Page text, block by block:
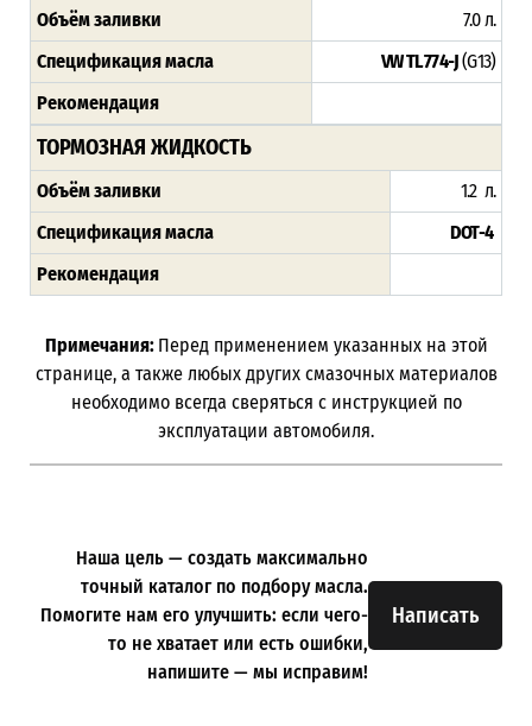
Объём заливки
7.0 л.
Спецификация масла
VW TL 774-J(G13)
Рекомендация
ТОРМОЗНАЯ ЖИДКОСТЬ
Объём заливки
1.2 л.
Спецификация масла
DOT-4
Рекомендация
Примечания: Перед применением указанных на этой
странице, а также любых других смазочных материалов
необходимо всегда сверяться с инструкцией по
эксплуатации автомобиля.
Написать
Наша цель — создать максимально
точный каталог по подбору масла.
Помогите нам его улучшить: если чего-
то не хватает или есть ошибки,
напишите — мы исправим!